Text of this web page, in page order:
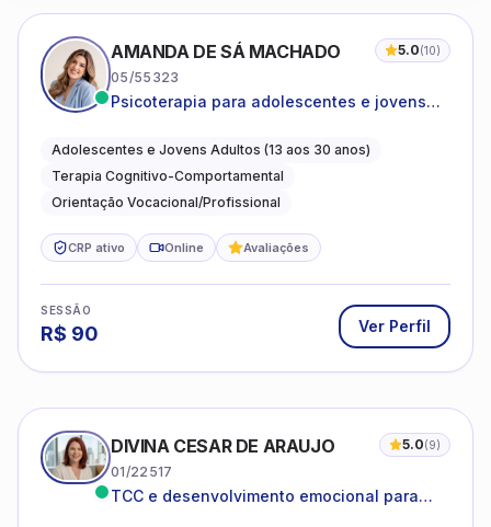
AMANDA DE SÁ MACHADO 5.0(10)
05/55323
Psicoterapia para adolescentes e jovens
autoestima, relações e orientação
profissional
Adolescentes e Jovens Adultos (13 aos 30 anos)
Terapia Cognitivo-Comportamental
Orientação Vocacional/Profissional
CRP ativo Online Avaliações
SESSÃO
R$ 90 Ver Perfil
DIVINA CESAR DE ARAUJO 5.0(9)
01/22517
TCC e desenvolvimento emocional para